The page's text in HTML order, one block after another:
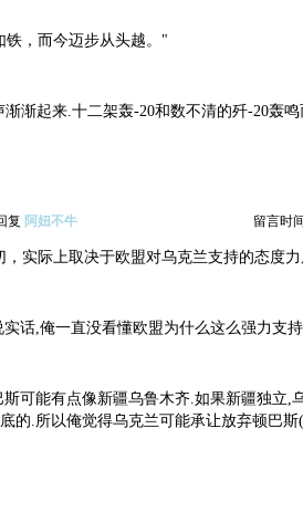
铁，而今迈步从头越。"
渐渐起来.十二架轰-20和数不清的歼-20轰
复 阿妞不牛 留言时
，实际上取决于欧盟对乌克兰支持的态度
话,俺一直没看懂欧盟为什么这么强力支
可能有点像新疆乌鲁木齐.如果新疆独立,
的.所以俺觉得乌克兰可能承让放弃顿巴